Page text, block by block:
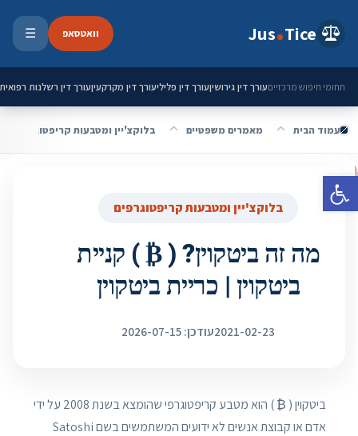
פתח סרגל נגישות
Jus Tice וואטסאפ ☰
תחומי חיפוש מרכזייםעורך דין גירושיןעורך דין פליליעורך דין מקרקעיןעורך דין רשלנות רפואית
עמוד הבית מאמרים משפטיים בלוקצ'יין ומטבעות קריפטוגרפים
בלוקצ'יין ומטבעות קריפטוגרפים
מה זה ביטקוין? ( ₿ ) קניית
ביטקוין | כריית ביטקוין
2021-02-23עודכן: 2026-07-15
ביטקוין ( ₿ ) הוא מטבע קריפטוגרפי שהומצא בשנת 2008 על ידי
אדם או קבוצת אנשים לא ידועים המשתמשים בשם Satoshi